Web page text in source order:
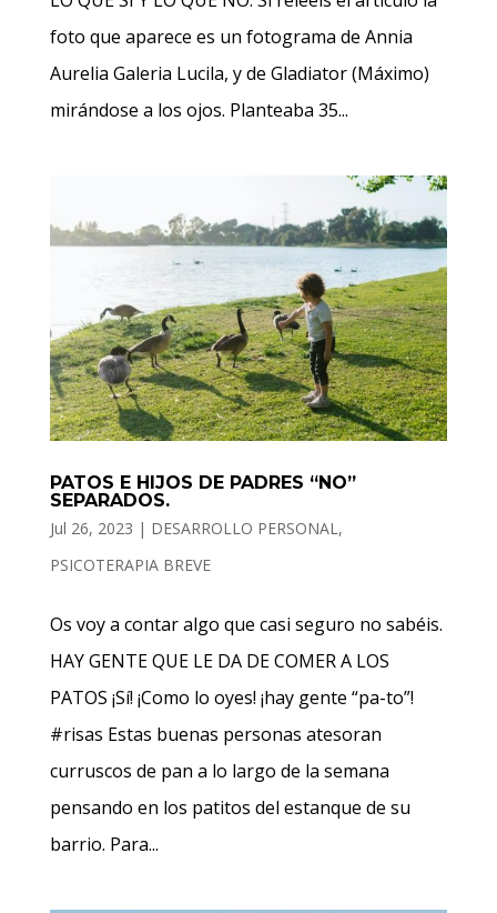
foto que aparece es un fotograma de Annia
Aurelia Galeria Lucila, y de Gladiator (Máximo)
mirándose a los ojos. Planteaba 35...
PATOS E HIJOS DE PADRES “NO”
SEPARADOS.
Jul 26, 2023 | DESARROLLO PERSONAL,
PSICOTERAPIA BREVE
Os voy a contar algo que casi seguro no sabéis.
HAY GENTE QUE LE DA DE COMER A LOS
PATOS ¡Sí! ¡Como lo oyes! ¡hay gente “pa-to”!
#risas Estas buenas personas atesoran
curruscos de pan a lo largo de la semana
pensando en los patitos del estanque de su
barrio. Para...